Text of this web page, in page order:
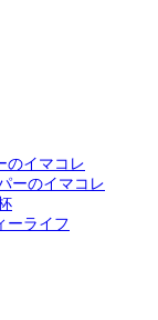
のイマコレ
ーのイマコレ
ーライフ